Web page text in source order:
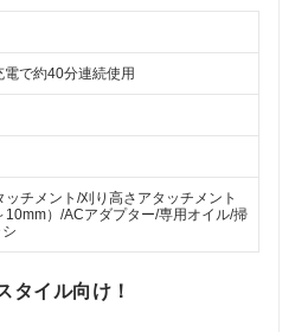
電で約40分連続使用
ッチメント/刈り高さアタッチメント
10mm）/ACアダプター/専用オイル/掃
タイル向け！